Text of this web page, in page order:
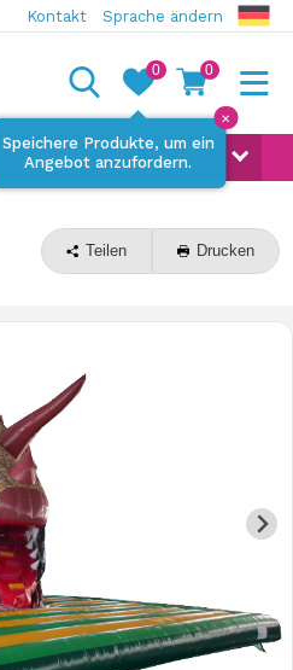
Kontakt Sprache ändern
0
Speichere Produkte, um ein
Angebot anzufordern.
✕
0
Teilen Drucken